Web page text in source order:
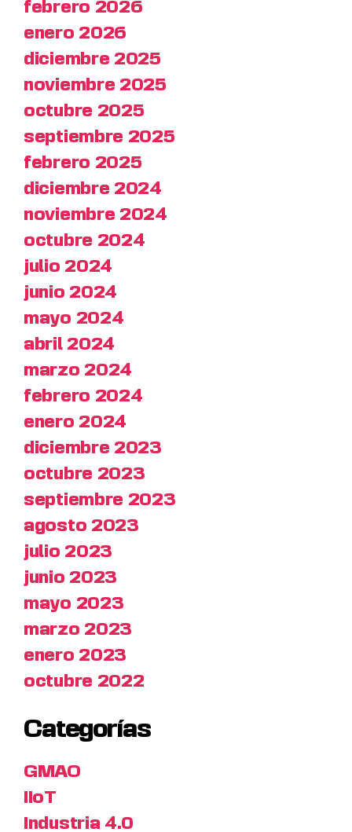
febrero 2026
enero 2026
diciembre 2025
noviembre 2025
octubre 2025
septiembre 2025
febrero 2025
diciembre 2024
noviembre 2024
octubre 2024
julio 2024
junio 2024
mayo 2024
abril 2024
marzo 2024
febrero 2024
enero 2024
diciembre 2023
octubre 2023
septiembre 2023
agosto 2023
julio 2023
junio 2023
mayo 2023
marzo 2023
enero 2023
octubre 2022
Categorías
GMAO
IIoT
Industria 4.0